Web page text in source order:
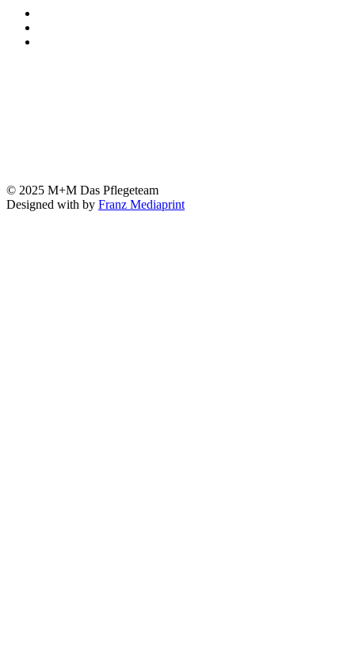
© 2025 M+M Das Pflegeteam
Designed with by Franz Mediaprint